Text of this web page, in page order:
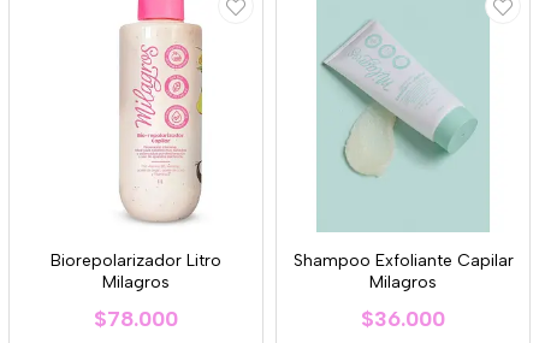
Biorepolarizador Litro
Milagros
$78.000
Shampoo Exfoliante Capilar
Milagros
$36.000